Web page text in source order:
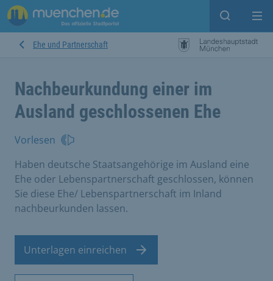
Suche
Ehe und Partnerschaft
Nachbeurkundung einer im
Ausland geschlossenen Ehe
Vorlesen
Haben deutsche Staatsangehörige im Ausland eine
Ehe oder Lebenspartnerschaft geschlossen, können
Sie diese Ehe/ Lebenspartnerschaft im Inland
nachbeurkunden lassen.
Unterlagen einreichen